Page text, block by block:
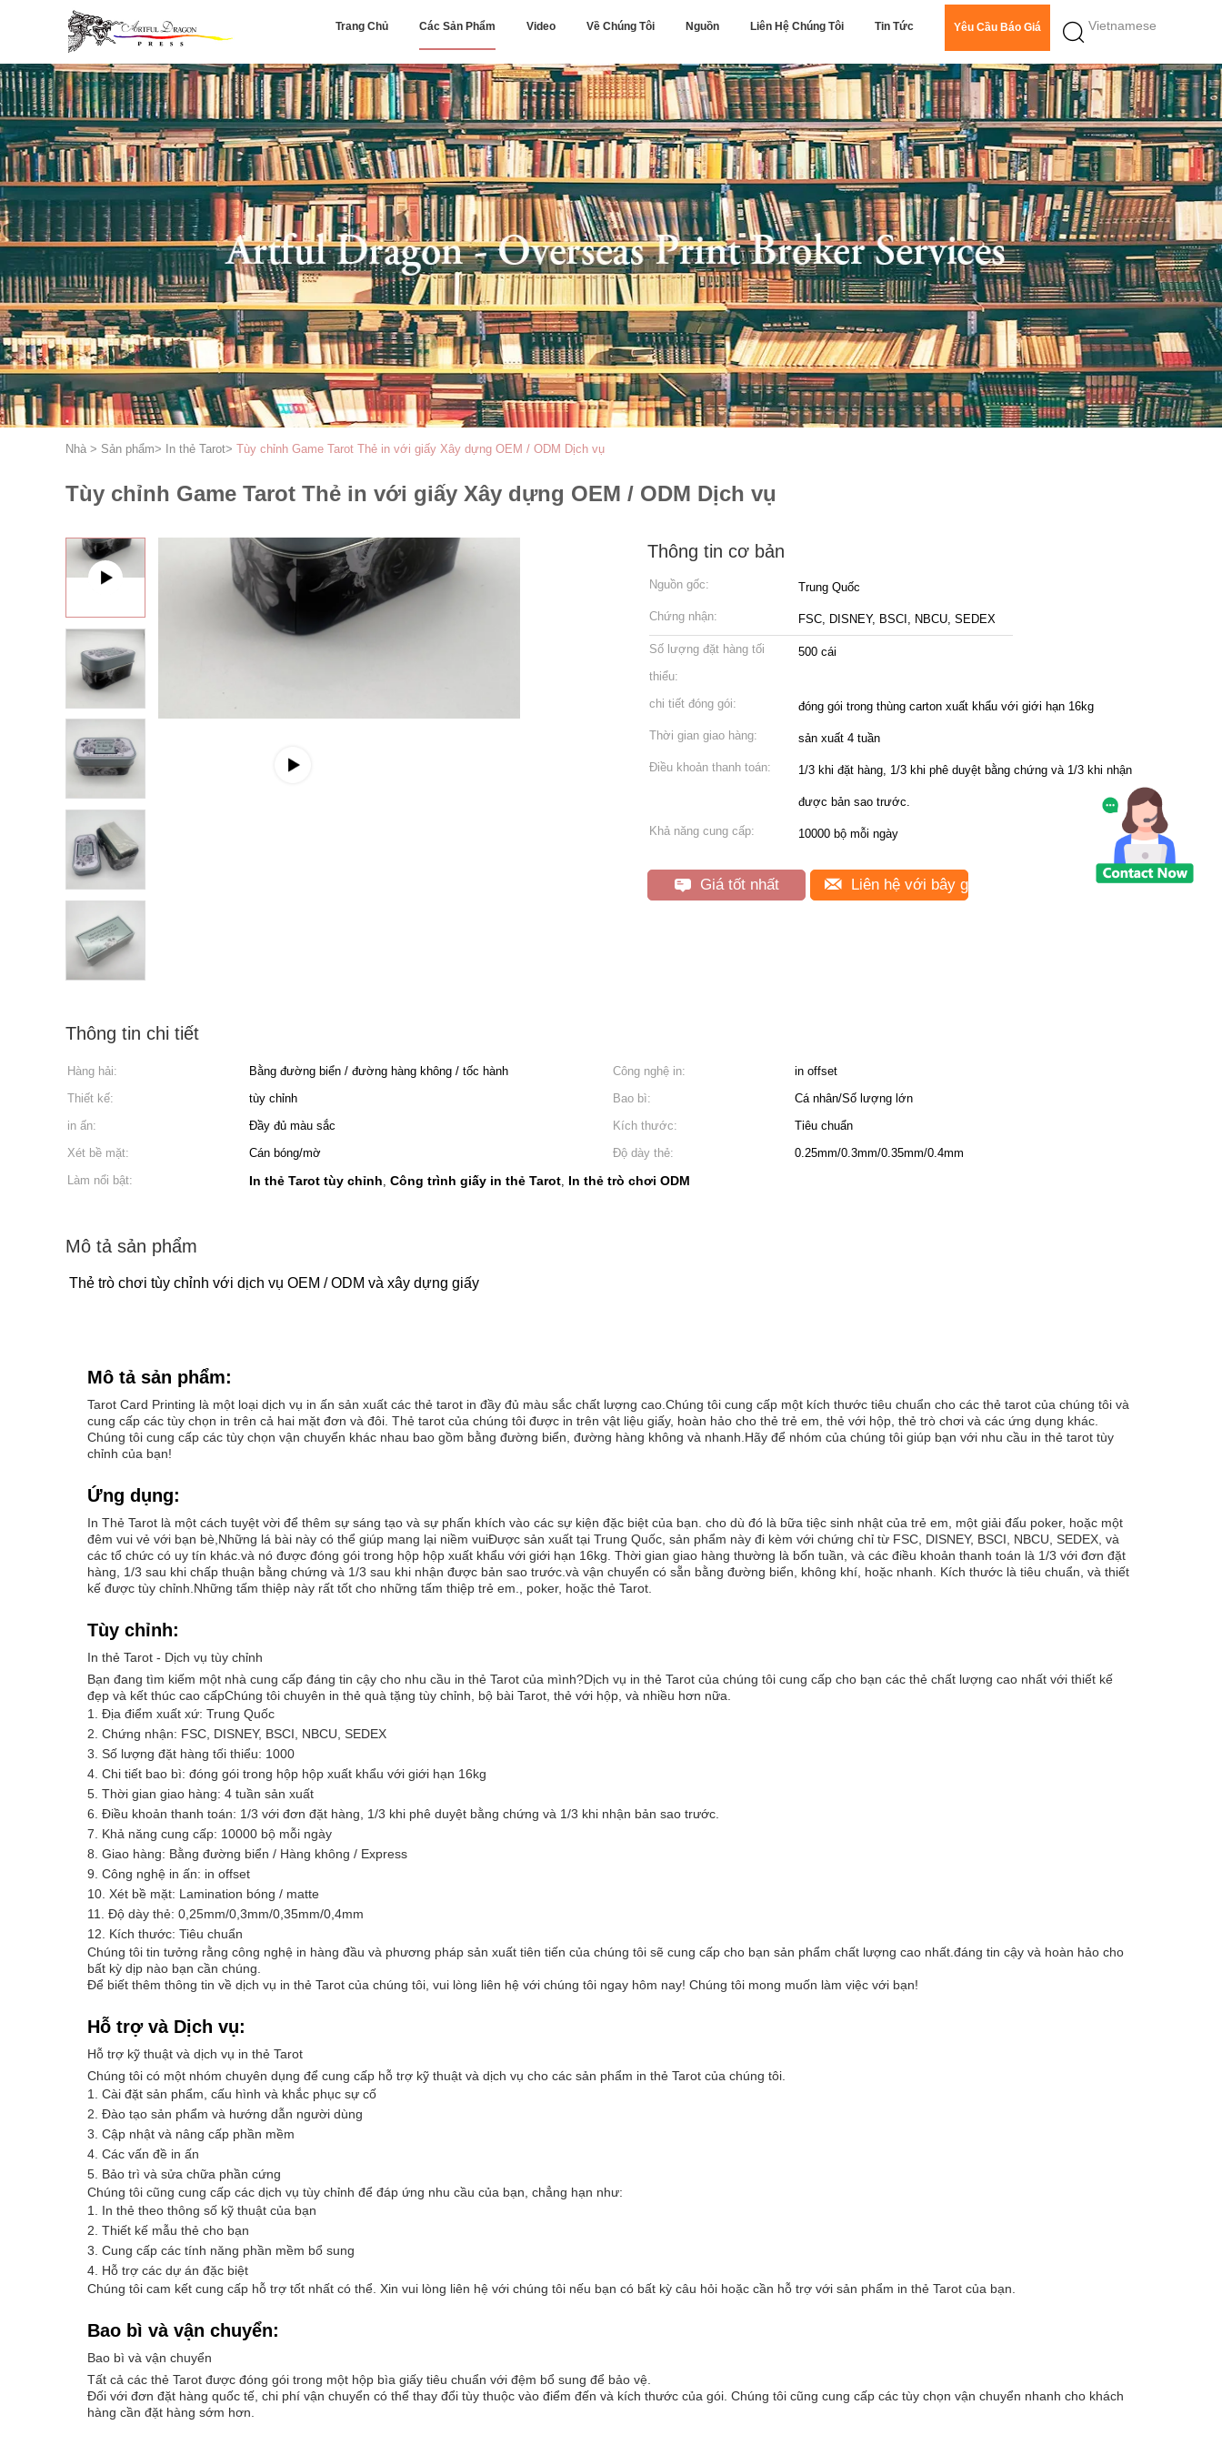
Vietnamese
Trang Chủ Các Sản Phẩm Video Về Chúng Tôi Nguồn Liên Hệ Chúng Tôi Tin Tức Yêu Cầu Báo Giá
Nhà > Sản phẩm> In thẻ Tarot> Tùy chỉnh Game Tarot Thẻ in với giấy Xây dựng OEM / ODM Dịch vụ
Tùy chỉnh Game Tarot Thẻ in với giấy Xây dựng OEM / ODM Dịch vụ
Thông tin cơ bản
Nguồn gốc: Trung Quốc
Chứng nhận: FSC, DISNEY, BSCI, NBCU, SEDEX
Số lượng đặt hàng tối
thiểu:
500 cái
chi tiết đóng gói: đóng gói trong thùng carton xuất khẩu với giới hạn 16kg
Thời gian giao hàng: sản xuất 4 tuần
Điều khoản thanh toán: 1/3 khi đặt hàng, 1/3 khi phê duyệt bằng chứng và 1/3 khi nhận
được bản sao trước.
Khả năng cung cấp: 10000 bộ mỗi ngày
Giá tốt nhất Liên hệ với bây giờ
Thông tin chi tiết
Hàng hải: Bằng đường biển / đường hàng không / tốc hành Công nghệ in:
in offset
Thiết kế:
tùy chỉnh Bao bì:
Cá nhân/Số lượng lớn
in ấn:
Đầy đủ màu sắc Kích thước:
Tiêu chuẩn
Xét bề mặt:
Cán bóng/mờ Độ dày thẻ:
0.25mm/0.3mm/0.35mm/0.4mm
Làm nổi bật:
In thẻ Tarot tùy chỉnh, Công trình giấy in thẻ Tarot, In thẻ trò chơi ODM
Mô tả sản phẩm
Thẻ trò chơi tùy chỉnh với dịch vụ OEM / ODM và xây dựng giấy
Mô tả sản phẩm:
Tarot Card Printing là một loại dịch vụ in ấn sản xuất các thẻ tarot in đầy đủ màu sắc chất lượng cao.Chúng tôi cung cấp một kích thước tiêu chuẩn cho các thẻ tarot của chúng tôi và
cung cấp các tùy chọn in trên cả hai mặt đơn và đôi. Thẻ tarot của chúng tôi được in trên vật liệu giấy, hoàn hảo cho thẻ trẻ em, thẻ với hộp, thẻ trò chơi và các ứng dụng khác.
Chúng tôi cung cấp các tùy chọn vận chuyển khác nhau bao gồm bằng đường biển, đường hàng không và nhanh.Hãy để nhóm của chúng tôi giúp bạn với nhu cầu in thẻ tarot tùy
chỉnh của bạn!
Ứng dụng:
In Thẻ Tarot là một cách tuyệt vời để thêm sự sáng tạo và sự phấn khích vào các sự kiện đặc biệt của bạn. cho dù đó là bữa tiệc sinh nhật của trẻ em, một giải đấu poker, hoặc một
đêm vui vẻ với bạn bè,Những lá bài này có thể giúp mang lại niềm vuiĐược sản xuất tại Trung Quốc, sản phẩm này đi kèm với chứng chỉ từ FSC, DISNEY, BSCI, NBCU, SEDEX, và
các tổ chức có uy tín khác.và nó được đóng gói trong hộp hộp xuất khẩu với giới hạn 16kg. Thời gian giao hàng thường là bốn tuần, và các điều khoản thanh toán là 1/3 với đơn đặt
hàng, 1/3 sau khi chấp thuận bằng chứng và 1/3 sau khi nhận được bản sao trước.và vận chuyển có sẵn bằng đường biển, không khí, hoặc nhanh. Kích thước là tiêu chuẩn, và thiết
kế được tùy chỉnh.Những tấm thiệp này rất tốt cho những tấm thiệp trẻ em., poker, hoặc thẻ Tarot.
Tùy chỉnh:
In thẻ Tarot - Dịch vụ tùy chỉnh
Bạn đang tìm kiếm một nhà cung cấp đáng tin cậy cho nhu cầu in thẻ Tarot của mình?Dịch vụ in thẻ Tarot của chúng tôi cung cấp cho bạn các thẻ chất lượng cao nhất với thiết kế
đẹp và kết thúc cao cấpChúng tôi chuyên in thẻ quà tặng tùy chỉnh, bộ bài Tarot, thẻ với hộp, và nhiều hơn nữa.
Địa điểm xuất xứ: Trung Quốc
Chứng nhận: FSC, DISNEY, BSCI, NBCU, SEDEX
Số lượng đặt hàng tối thiểu: 1000
Chi tiết bao bì: đóng gói trong hộp hộp xuất khẩu với giới hạn 16kg
Thời gian giao hàng: 4 tuần sản xuất
Điều khoản thanh toán: 1/3 với đơn đặt hàng, 1/3 khi phê duyệt bằng chứng và 1/3 khi nhận bản sao trước.
Khả năng cung cấp: 10000 bộ mỗi ngày
Giao hàng: Bằng đường biển / Hàng không / Express
Công nghệ in ấn: in offset
Xét bề mặt: Lamination bóng / matte
Độ dày thẻ: 0,25mm/0,3mm/0,35mm/0,4mm
Kích thước: Tiêu chuẩn
Chúng tôi tin tưởng rằng công nghệ in hàng đầu và phương pháp sản xuất tiên tiến của chúng tôi sẽ cung cấp cho bạn sản phẩm chất lượng cao nhất.đáng tin cậy và hoàn hảo cho
bất kỳ dịp nào bạn cần chúng.
Để biết thêm thông tin về dịch vụ in thẻ Tarot của chúng tôi, vui lòng liên hệ với chúng tôi ngay hôm nay! Chúng tôi mong muốn làm việc với bạn!
Hỗ trợ và Dịch vụ:
Hỗ trợ kỹ thuật và dịch vụ in thẻ Tarot
Chúng tôi có một nhóm chuyên dụng để cung cấp hỗ trợ kỹ thuật và dịch vụ cho các sản phẩm in thẻ Tarot của chúng tôi.
Cài đặt sản phẩm, cấu hình và khắc phục sự cố
Đào tạo sản phẩm và hướng dẫn người dùng
Cập nhật và nâng cấp phần mềm
Các vấn đề in ấn
Bảo trì và sửa chữa phần cứng
Chúng tôi cũng cung cấp các dịch vụ tùy chỉnh để đáp ứng nhu cầu của bạn, chẳng hạn như:
In thẻ theo thông số kỹ thuật của bạn
Thiết kế mẫu thẻ cho bạn
Cung cấp các tính năng phần mềm bổ sung
Hỗ trợ các dự án đặc biệt
Chúng tôi cam kết cung cấp hỗ trợ tốt nhất có thể. Xin vui lòng liên hệ với chúng tôi nếu bạn có bất kỳ câu hỏi hoặc cần hỗ trợ với sản phẩm in thẻ Tarot của bạn.
Bao bì và vận chuyển:
Bao bì và vận chuyển
Tất cả các thẻ Tarot được đóng gói trong một hộp bìa giấy tiêu chuẩn với đệm bổ sung để bảo vệ.
Đối với đơn đặt hàng quốc tế, chi phí vận chuyển có thể thay đổi tùy thuộc vào điểm đến và kích thước của gói. Chúng tôi cũng cung cấp các tùy chọn vận chuyển nhanh cho khách
hàng cần đặt hàng sớm hơn.